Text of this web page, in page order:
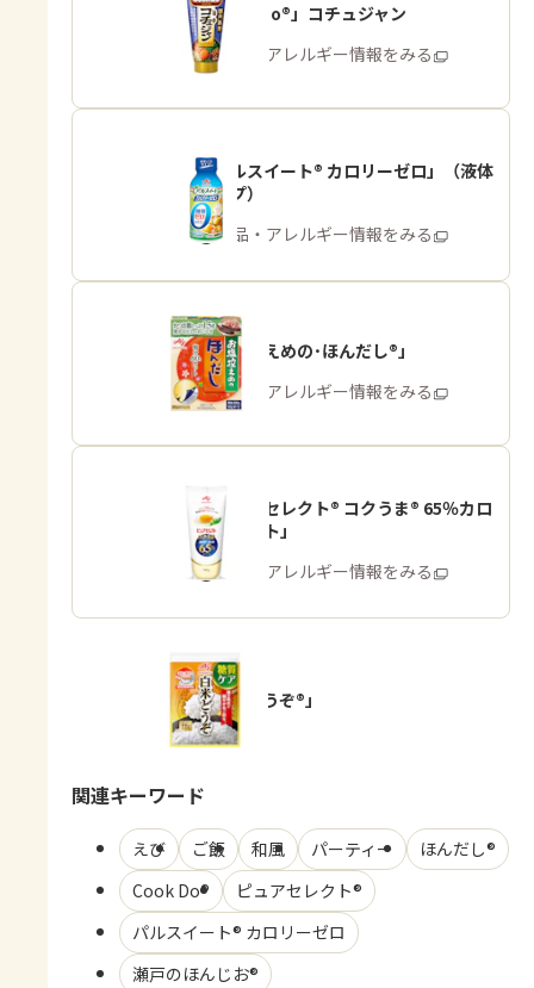
「Cook Do®」コチュジャン
商品・アレルギー情報をみる
「パルスイート® カロリーゼロ」（液体
タイプ）
商品・アレルギー情報をみる
「お塩控えめの･ほんだし®」
商品・アレルギー情報をみる
「ピュアセレクト® コクうま® 65％カロ
リーカット」
商品・アレルギー情報をみる
「白米どうぞ®」
関連キーワード
えび ご飯 和風 パーティー
ほんだし®
Cook Do®
ピュアセレクト®
パルスイート® カロリーゼロ
瀬戸のほんじお®